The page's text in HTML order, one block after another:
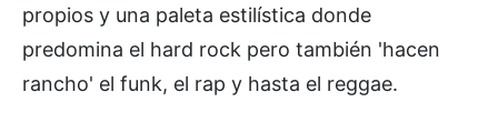
propios y una paleta estilística donde
predomina el hard rock pero también 'hacen
rancho' el funk, el rap y hasta el reggae.